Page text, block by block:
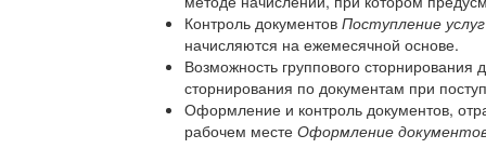
Контроль документов Поступление
начисляются на ежемесячной основе.
Возможность группового сторнирования
сторнирования по документам при
Оформление и контроль документов,
рабочем месте Оформление